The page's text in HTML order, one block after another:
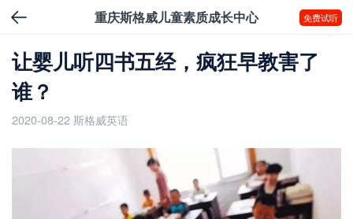
重庆斯格威儿童素质成长中心 免费试听
让婴儿听四书五经，疯狂早教害了
谁？
2020-08-22斯格威英语